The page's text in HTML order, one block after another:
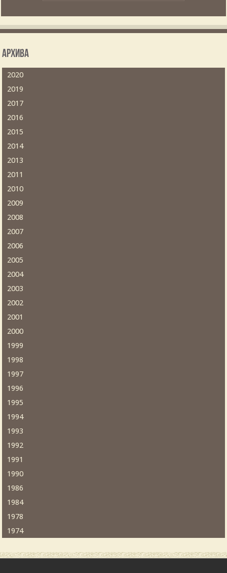
Архива
2020
2019
2017
2016
2015
2014
2013
2011
2010
2009
2008
2007
2006
2005
2004
2003
2002
2001
2000
1999
1998
1997
1996
1995
1994
1993
1992
1991
1990
1986
1984
1978
1974